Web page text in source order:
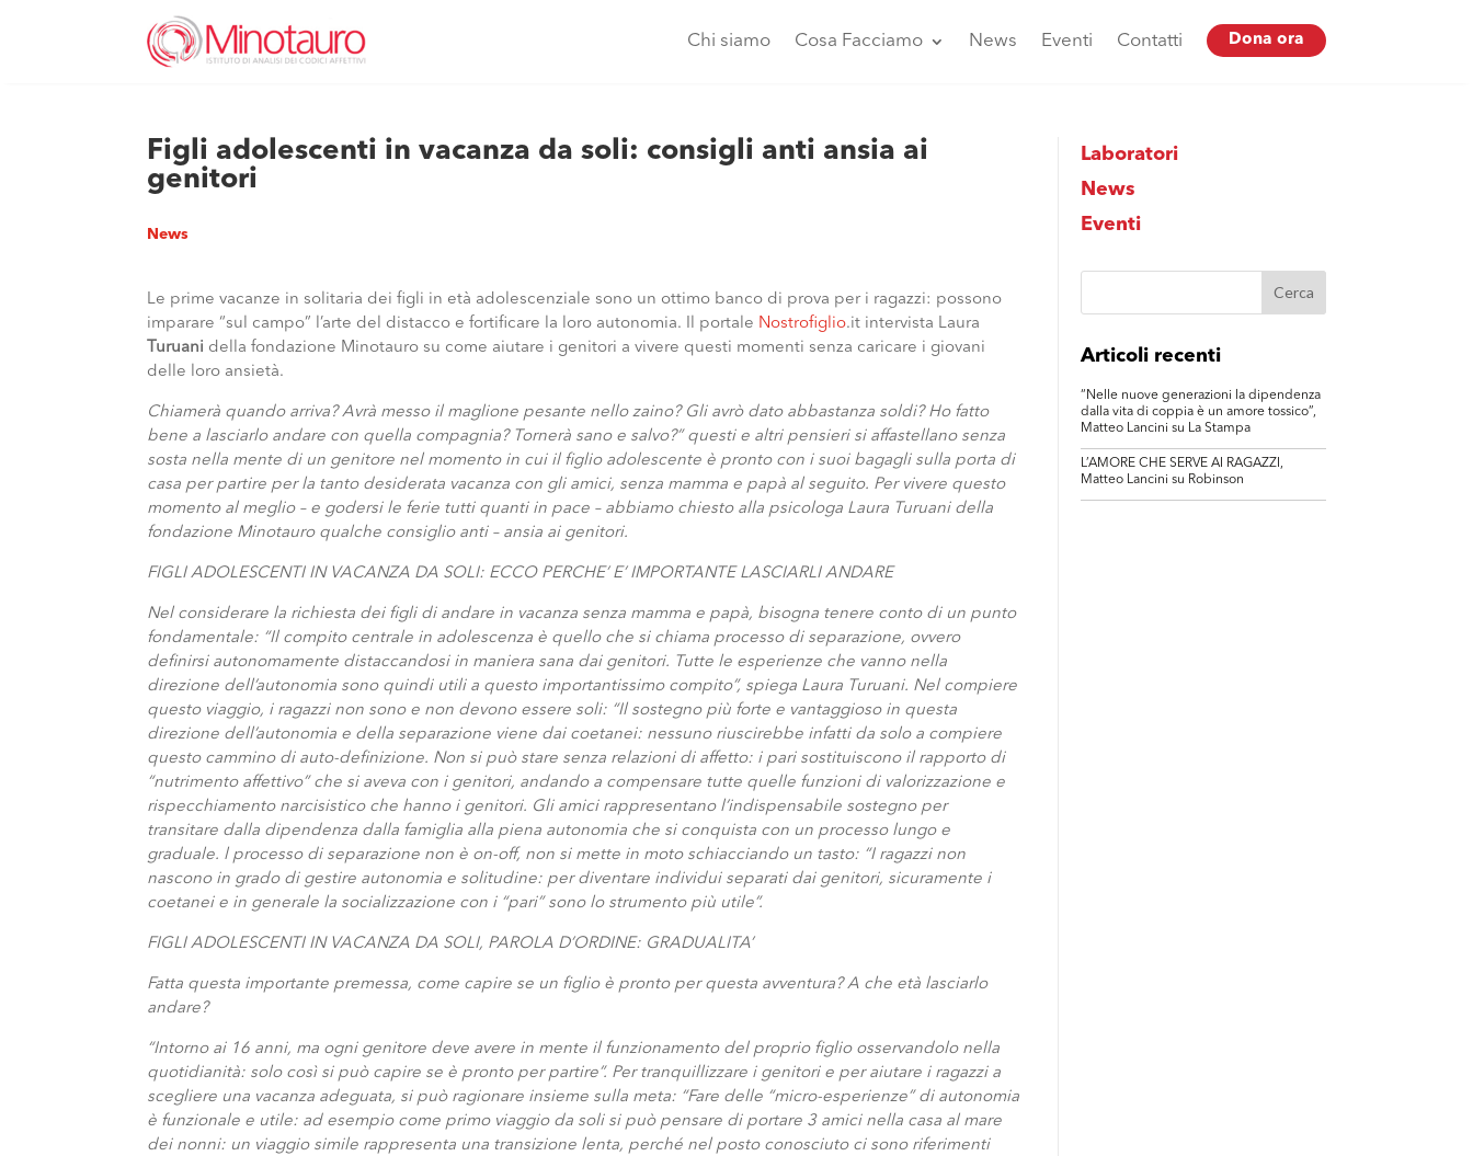
Chi siamo Cosa Facciamo News Eventi Contatti Dona ora
Figli adolescenti in vacanza da soli: consigli anti ansia ai
genitori
News
Le prime vacanze in solitaria dei figli in età adolescenziale sono un ottimo banco di prova per i ragazzi: possono
imparare “sul campo” l’arte del distacco e fortificare la loro autonomia. Il portale Nostrofiglio.it intervista Laura
Turuani della fondazione Minotauro su come aiutare i genitori a vivere questi momenti senza caricare i giovani
delle loro ansietà.
Chiamerà quando arriva? Avrà messo il maglione pesante nello zaino? Gli avrò dato abbastanza soldi? Ho fatto
bene a lasciarlo andare con quella compagnia? Tornerà sano e salvo?” questi e altri pensieri si affastellano senza
sosta nella mente di un genitore nel momento in cui il figlio adolescente è pronto con i suoi bagagli sulla porta di
casa per partire per la tanto desiderata vacanza con gli amici, senza mamma e papà al seguito. Per vivere questo
momento al meglio – e godersi le ferie tutti quanti in pace – abbiamo chiesto alla psicologa Laura Turuani della
fondazione Minotauro qualche consiglio anti – ansia ai genitori.
FIGLI ADOLESCENTI IN VACANZA DA SOLI: ECCO PERCHE’ E’ IMPORTANTE LASCIARLI ANDARE
Nel considerare la richiesta dei figli di andare in vacanza senza mamma e papà, bisogna tenere conto di un punto
fondamentale: “Il compito centrale in adolescenza è quello che si chiama processo di separazione, ovvero
definirsi autonomamente distaccandosi in maniera sana dai genitori. Tutte le esperienze che vanno nella
direzione dell’autonomia sono quindi utili a questo importantissimo compito”, spiega Laura Turuani. Nel compiere
questo viaggio, i ragazzi non sono e non devono essere soli: “Il sostegno più forte e vantaggioso in questa
direzione dell’autonomia e della separazione viene dai coetanei: nessuno riuscirebbe infatti da solo a compiere
questo cammino di auto-definizione. Non si può stare senza relazioni di affetto: i pari sostituiscono il rapporto di
“nutrimento affettivo” che si aveva con i genitori, andando a compensare tutte quelle funzioni di valorizzazione e
rispecchiamento narcisistico che hanno i genitori. Gli amici rappresentano l’indispensabile sostegno per
transitare dalla dipendenza dalla famiglia alla piena autonomia che si conquista con un processo lungo e
graduale. l processo di separazione non è on-off, non si mette in moto schiacciando un tasto: “I ragazzi non
nascono in grado di gestire autonomia e solitudine: per diventare individui separati dai genitori, sicuramente i
coetanei e in generale la socializzazione con i “pari” sono lo strumento più utile”.
FIGLI ADOLESCENTI IN VACANZA DA SOLI, PAROLA D’ORDINE: GRADUALITA’
Fatta questa importante premessa, come capire se un figlio è pronto per questa avventura? A che età lasciarlo
andare?
“Intorno ai 16 anni, ma ogni genitore deve avere in mente il funzionamento del proprio figlio osservandolo nella
quotidianità: solo così si può capire se è pronto per partire”. Per tranquillizzare i genitori e per aiutare i ragazzi a
scegliere una vacanza adeguata, si può ragionare insieme sulla meta: “Fare delle “micro-esperienze” di autonomia
è funzionale e utile: ad esempio come primo viaggio da soli si può pensare di portare 3 amici nella casa al mare
dei nonni: un viaggio simile rappresenta una transizione lenta, perché nel posto conosciuto ci sono riferimenti
Laboratori
News
Eventi
Articoli recenti
“Nelle nuove generazioni la dipendenza
dalla vita di coppia è un amore tossico”,
Matteo Lancini su La Stampa
L’AMORE CHE SERVE AI RAGAZZI,
Matteo Lancini su Robinson